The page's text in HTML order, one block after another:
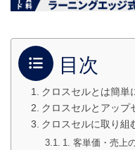
目次
クロスセルとは簡単
クロスセルとアップ
クロスセルに取り組
1. 客単価・売上